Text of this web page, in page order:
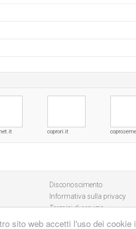
sito web accetti l'uso dei cookie
coprori.it
Disconoscimento
Informativa sulla privacy
Termini di servizio